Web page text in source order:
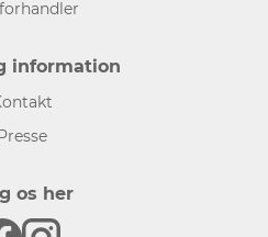
information
Presse
os her